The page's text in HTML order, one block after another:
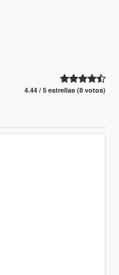
4.44 / 5 estrellas (8 votos)